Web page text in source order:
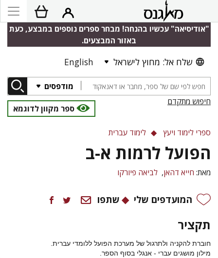
"אודיסיאה" עכשיו בהנחה! מבחר ספרים נוספים במבצע, כעת
באזור המבצעים.
שלח אל: מחוץ לישראל English
מודפסים
חיפוש מתקדם
ספר מקוון לדוגמא
ספרי לימוד ויעץ לימוד עברית
הפועל לרמות א-ב
מאת: חייא דהאן לביאה פיורקו
המועדפים שלי שתפו
תקציר
חוברת להקניה ולתרגול של מערכת הפועל ללומדי עברית.
מילון מושגים עברי - אנגלי בסוף הספר.